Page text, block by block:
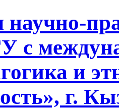
научно-
с
и
г.